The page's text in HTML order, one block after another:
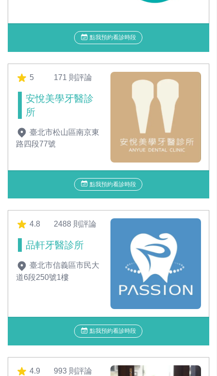
點我預約看診時段
5 171 則評論
安悅美學牙醫診
所
臺北市松山區南京東
路四段77號
點我預約看診時段
4.8 2488 則評論
品軒牙醫診所
臺北市信義區市民大
道6段250號1樓
點我預約看診時段
4.9 993 則評論